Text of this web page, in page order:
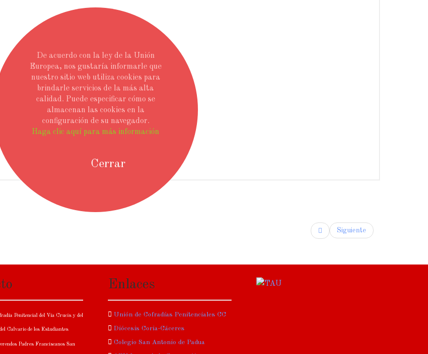
Cerrar
De acuerdo con la ley de la Unión
Europea, nos gustaría informarle que
nuestro sitio web utiliza cookies para
brindarle servicios de la más alta
calidad. Puede especificar cómo se
almacenan las cookies en la
configuración de su navegador.
Haga clic aquí para más información
Siguiente
Penitencial del Vía Crucis y del
Calvario de los Estudiantes
Padres Franciscanos San
Enlaces
Unión de Cofradías Penitenciales CC
Diócesis Coria-Cáceres
Colegio San Antonio de Padua